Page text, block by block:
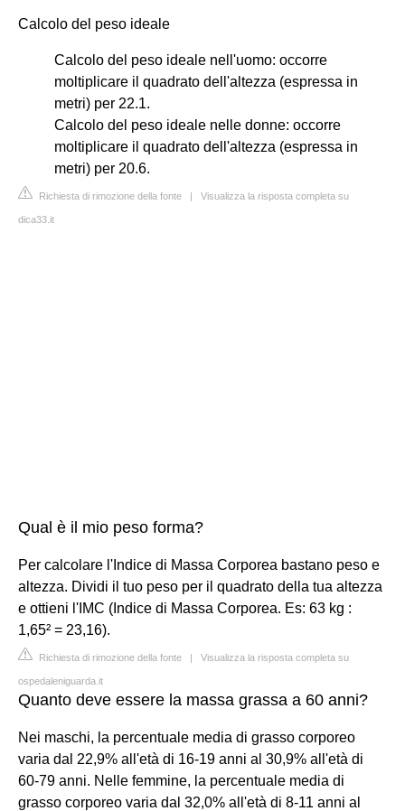
Calcolo del peso ideale
Calcolo del peso ideale nell'uomo: occorre
moltiplicare il quadrato dell'altezza (espressa in
metri) per 22.1.
Calcolo del peso ideale nelle donne: occorre
moltiplicare il quadrato dell'altezza (espressa in
metri) per 20.6.
Richiesta di rimozione della fonte | Visualizza la risposta completa su
dica33.it
Qual è il mio peso forma?
Per calcolare l'Indice di Massa Corporea bastano peso e
altezza. Dividi il tuo peso per il quadrato della tua altezza
e ottieni l'IMC (Indice di Massa Corporea. Es: 63 kg :
1,65² = 23,16).
Richiesta di rimozione della fonte | Visualizza la risposta completa su
ospedaleniguarda.it
Quanto deve essere la massa grassa a 60 anni?
Nei maschi, la percentuale media di grasso corporeo
varia dal 22,9% all'età di 16-19 anni al 30,9% all'età di
60-79 anni. Nelle femmine, la percentuale media di
grasso corporeo varia dal 32,0% all'età di 8-11 anni al